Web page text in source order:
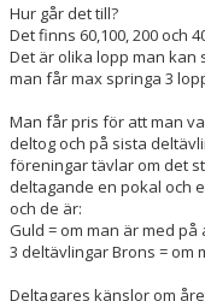
Hur går det till?
Det finns 60,100, 200 och
Det är olika lopp man kan
man får max springa 3
Man får pris för att man
deltog och på sista
föreningar tävlar om det
deltagande en pokal och
och de är:
Guld = om man är med
3 deltävlingar Brons = om
Deltagares känslor om